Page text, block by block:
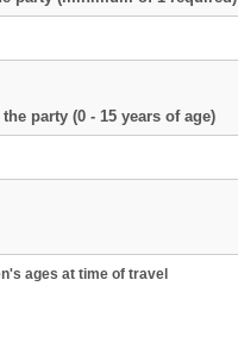
party (0 - 15 years of age)